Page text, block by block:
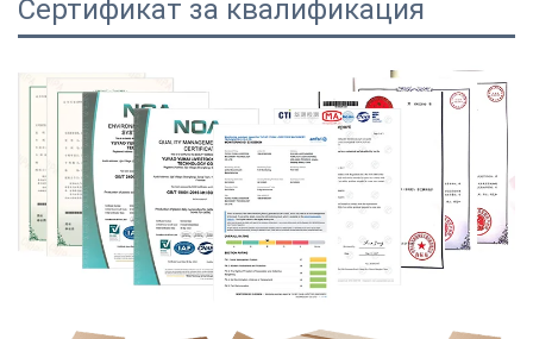
Сертификат за квалификация